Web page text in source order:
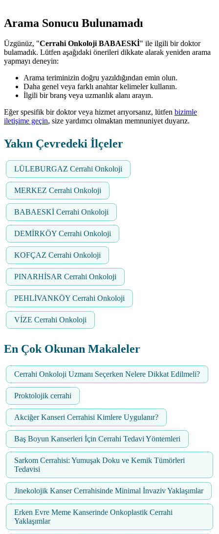
Arama Sonucu Bulunamadı
Üzgünüz, "Cerrahi Onkoloji BABAESKİ" ile ilgili bir doktor
bulamadık. Lütfen aşağıdaki önerileri dikkate alarak yeniden arama
yapmayı deneyin:
Arama teriminizin doğru yazıldığından emin olun.
Daha genel veya farklı anahtar kelimeler kullanın.
İlgili bir branş veya uzmanlık alanı arayın.
Eğer spesifik bir doktor veya hizmet arıyorsanız, lütfen bizimle
iletişime geçin, size yardımcı olmaktan memnuniyet duyarız.
Yakın Çevredeki İlçeler
LÜLEBURGAZ Cerrahi Onkoloji
MERKEZ Cerrahi Onkoloji
BABAESKİ Cerrahi Onkoloji
DEMİRKÖY Cerrahi Onkoloji
KOFÇAZ Cerrahi Onkoloji
PINARHİSAR Cerrahi Onkoloji
PEHLİVANKÖY Cerrahi Onkoloji
VİZE Cerrahi Onkoloji
En Çok Okunan Makaleler
Cerrahi Onkoloji Uzmanı Seçerken Nelere Dikkat Edilmeli?
Proktolojik cerrahi
Akciğer Kanseri Cerrahisi Kimlere Uygulanır?
Baş Boyun Kanserleri İçin Cerrahi Tedavi Yöntemleri
Sarkom Cerrahisi: Yumuşak Doku ve Kemik Tümörleri
Tedavisi
Jinekolojik Kanser Cerrahisinde Minimal İnvaziv Yaklaşımlar
Erken Evre Meme Kanserinde Onkoplastik Cerrahi
Yaklaşımlar